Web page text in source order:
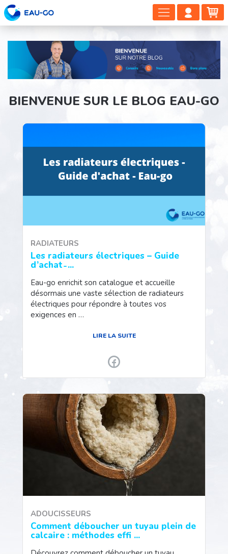
DÉPLIER
LA
BIENVENUE SUR LE BLOG EAU-GO
RADIATEURS
Les radiateurs électriques – Guide
d’achat ̵ ...
Eau-go enrichit son catalogue et accueille
désormais une vaste sélection de radiateurs
électriques pour répondre à toutes vos
exigences en …
LIRE LA SUITE
ADOUCISSEURS
Comment déboucher un tuyau plein de
calcaire : méthodes effi ...